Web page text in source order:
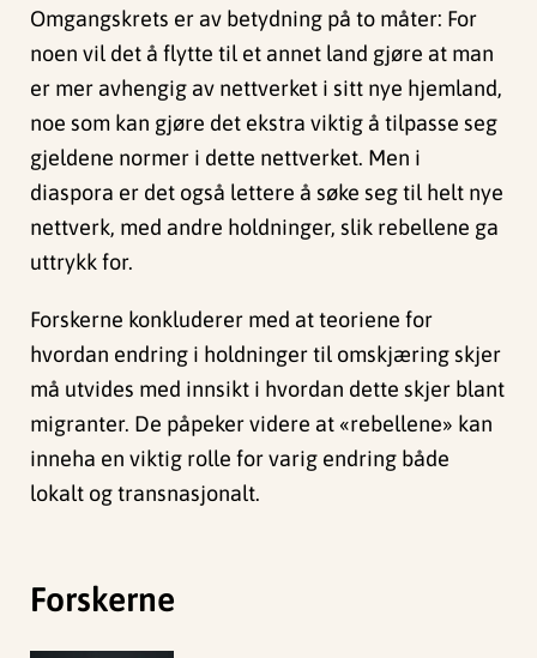
Omgangskrets er av betydning på to måter: For
noen vil det å flytte til et annet land gjøre at man
er mer avhengig av nettverket i sitt nye hjemland,
noe som kan gjøre det ekstra viktig å tilpasse seg
gjeldene normer i dette nettverket. Men i
diaspora er det også lettere å søke seg til helt nye
nettverk, med andre holdninger, slik rebellene ga
uttrykk for.
Forskerne konkluderer med at teoriene for
hvordan endring i holdninger til omskjæring skjer
må utvides med innsikt i hvordan dette skjer blant
migranter. De påpeker videre at «rebellene» kan
inneha en viktig rolle for varig endring både
lokalt og transnasjonalt.
Forskerne